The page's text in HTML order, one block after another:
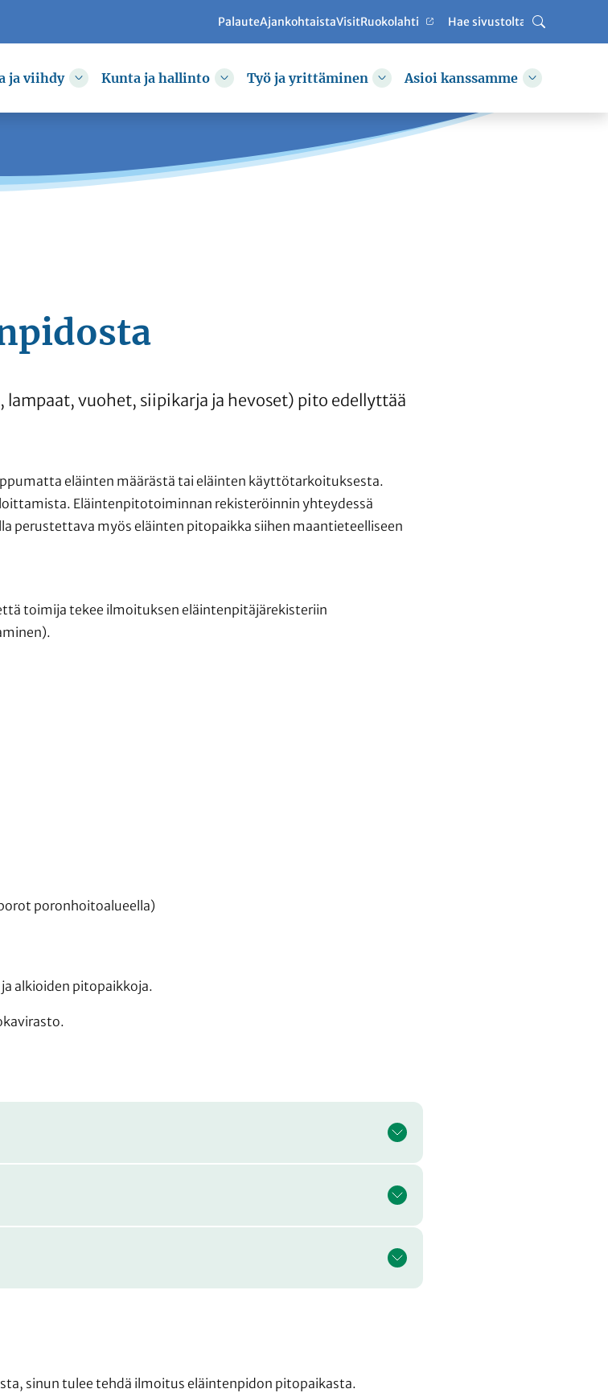
PalauteAjankohtaistaVisitRuokolahti
Haku
ja viihdy
Vaihda alasvetovalikkoa
Kunta ja hallinto
Vaihda alasvetovalikkoa
Työ ja yrittäminen
Vaihda alasvetovalikkoa
Asioi kanssamme
Vaihda
vuohet, siipikarja ja hevoset) pito edellyttää
eläinten määrästä tai eläinten käyttötarkoituksesta.
Eläintenpitotoiminnan rekisteröinnin yhteydessä
perustettava myös eläinten pitopaikka siihen maantieteelliseen
toimija tekee ilmoituksen eläintenpitäjärekisteriin
poronhoitoalueella)
alkioiden pitopaikkoja.
sinun tulee tehdä ilmoitus eläintenpidon pitopaikasta.